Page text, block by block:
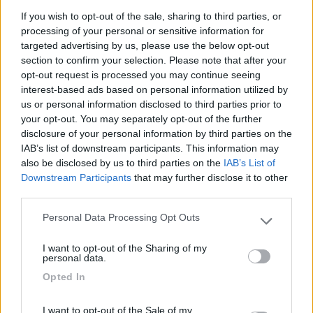
If you wish to opt-out of the sale, sharing to third parties, or
processing of your personal or sensitive information for
targeted advertising by us, please use the below opt-out
section to confirm your selection. Please note that after your
opt-out request is processed you may continue seeing
interest-based ads based on personal information utilized by
us or personal information disclosed to third parties prior to
your opt-out. You may separately opt-out of the further
disclosure of your personal information by third parties on the
IAB’s list of downstream participants. This information may
also be disclosed by us to third parties on the IAB’s List of
Downstream Participants that may further disclose it to other
Please note that this website/app uses one or more Google
not limited to your visit or usage behaviour. You may click to
use your data for below specified purposes in below Google
Personal Data Processing Opt Outs
I want to opt-out of the Sharing of my
personal data.
Opted In
I want to opt-out of the Sale of my
dal centro . Costo 1.5 € le prime 4 ore poi 1 €.
Esiste una tariffa giornaliera di 10€ che va dalle 8
alle 24. Purtroppo, l'area di C+S gratuita con
rifornimento acqua, l'ho trovata molto sporca, in
quanto lo scarico delle acque sia chiare che scure
vengono fatte nello stesso posto in una grande
griglia.
Caratteristiche Posizione Prezzo Pulizia Servizi
Solo carico potabile e scarico acque grigie e WC
gratuiti, non è da poco in Italia. Posti per camper
pochi. Area sosta illuminata e sorvegliata.